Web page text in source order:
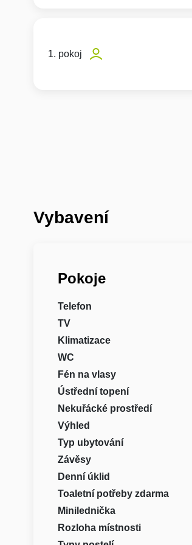
1. pokoj
Vybavení
Pokoje
Telefon
TV
Klimatizace
WC
Fén na vlasy
Ústřední topení
Nekuřácké prostředí
Výhled
Typ ubytování
Závěsy
Denní úklid
Toaletní potřeby zdarma
Minilednička
Rozloha místnosti